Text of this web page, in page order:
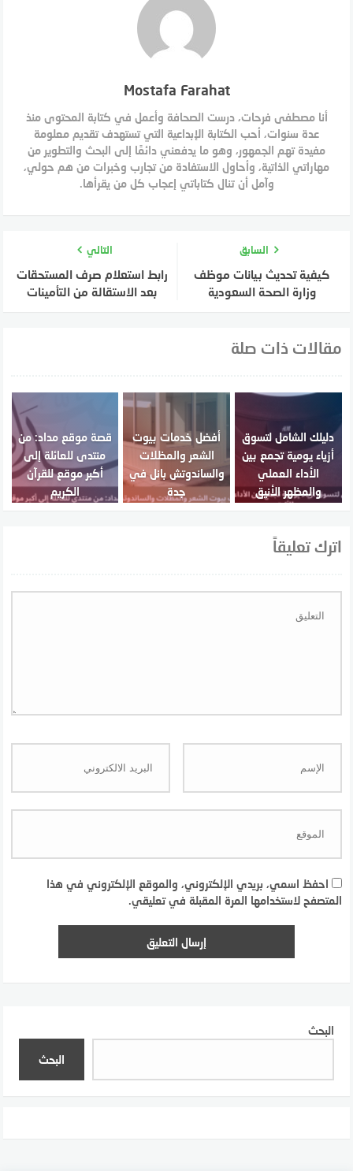
Mostafa Farahat
أنا مصطفى فرحات، درست الصحافة وأعمل في كتابة المحتوى منذ
عدة سنوات، أحب الكتابة الإبداعية التي تستهدف تقديم معلومة
مفيدة تهم الجمهور، وهو ما يدفعني دائمًا إلى البحث والتطوير من
مهاراتي الذاتية، وأحاول الاستفادة من تجارب وخبرات من هم حولي،
وآمل أن تنال كتاباتي إعجاب كل من يقرأها.
السابق
كيفية تحديث بيانات موظف
وزارة الصحة السعودية
التالي
رابط استعلام صرف المستحقات
بعد الاستقالة من التأمينات
مقالات ذات صلة
دليلك الشامل لتسوق
أزياء يومية تجمع بين
الأداء العملي
والمظهر الأنيق
أفضل خدمات بيوت
الشعر والمظلات
والساندوتش بانل في
جدة
قصة موقع مداد: من
منتدى للعائلة إلى
أكبر موقع للقرآن
الكريم
اترك تعليقاً
احفظ اسمي، بريدي الإلكتروني، والموقع الإلكتروني في هذا
المتصفح لاستخدامها المرة المقبلة في تعليقي.
البحث
البحث